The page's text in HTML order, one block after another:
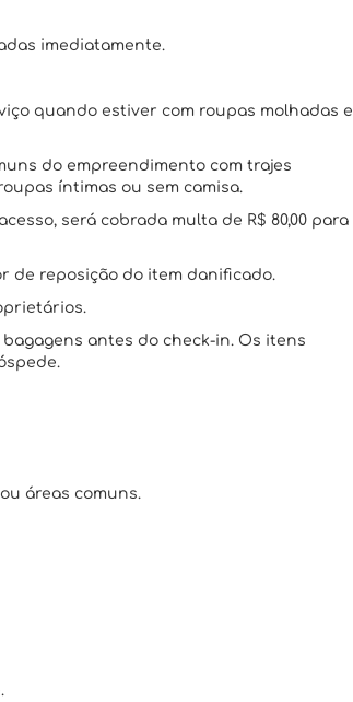
imediatamente.
quando estiver com roupas molhadas e
do empreendimento com trajes
íntimas ou sem camisa.
será cobrada multa de R$ 80,00 para
de reposição do item danificado.
antes do check-in. Os itens
áreas comuns.